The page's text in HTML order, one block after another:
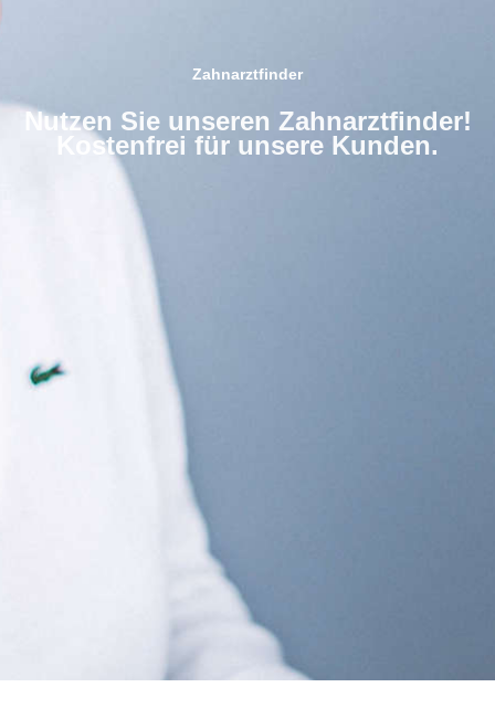
Zahnarztfinder
Nutzen Sie unseren Zahnarztfinder!
Kostenfrei für unsere Kunden.